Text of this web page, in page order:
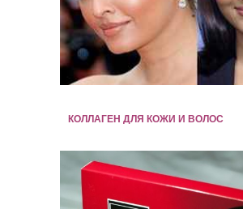
КОЛЛАГЕН ДЛЯ КОЖИ И ВОЛОС